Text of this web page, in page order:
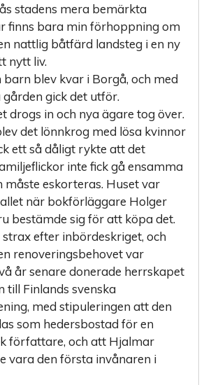
stadens mera bemärkta
finns bara min förhoppning om
nattlig båtfärd landsteg i en ny
nytt liv.
barn blev kvar i Borgå, och med
gick det utför.
drogs in och nya ägare tog över.
det lönnkrog med lösa kvinnor
ett så dåligt rykte att det
inte fick gå ensamma
eskorteras. Huset var
när bokförläggare Holger
bestämde sig för att köpa det.
strax efter inbördeskriget, och
renoveringsbehovet var
år senare donerade herrskapet
till Finlands svenska
med stipuleringen att den
som hedersbostad för en
författare, och att Hjalmar
vara den första invånaren i